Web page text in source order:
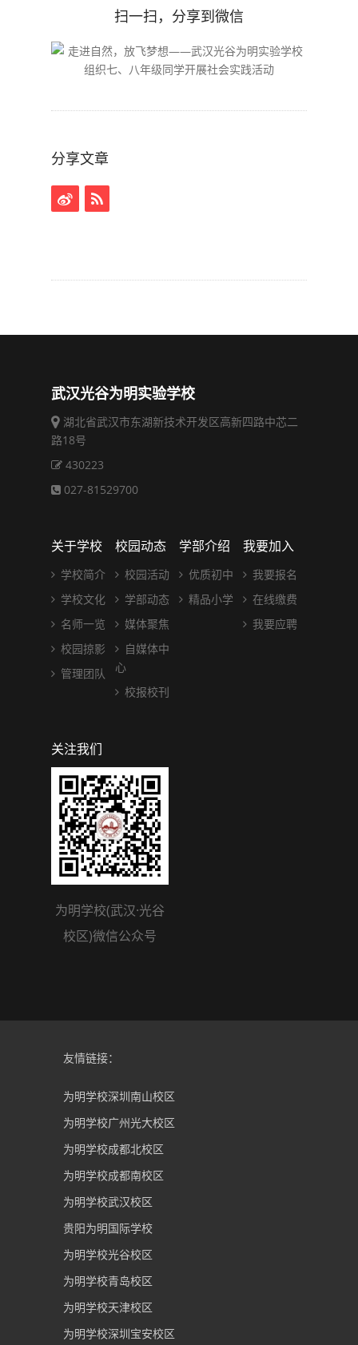
扫一扫，分享到微信
分享文章
武汉光谷为明实验学校
湖北省武汉市东湖新技术开发区高新四路中芯二
路18号
430223
027-81529700
关于学校
学校简介
学校文化
名师一览
校园掠影
管理团队
校园动态
校园活动
学部动态
媒体聚焦
自媒体中
心
校报校刊
学部介绍
优质初中
精品小学
我要加入
我要报名
在线缴费
我要应聘
关注我们
为明学校(武汉·光谷
校区)微信公众号
友情链接：
为明学校深圳南山校区
为明学校广州光大校区
为明学校成都北校区
为明学校成都南校区
为明学校武汉校区
贵阳为明国际学校
为明学校光谷校区
为明学校青岛校区
为明学校天津校区
为明学校深圳宝安校区